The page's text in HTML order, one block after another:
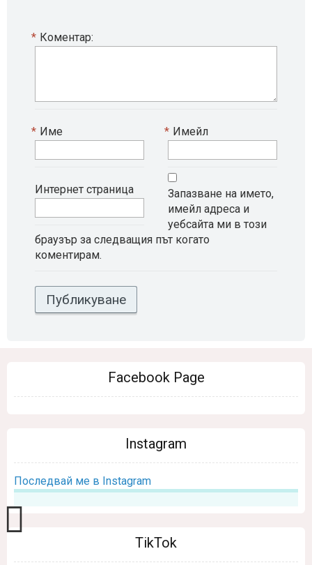
Коментар:
*
Име
* Имейл
*
Интернет страница
Запазване на името,
имейл адреса и
уебсайта ми в този
браузър за следващия път когато
коментирам.
Facebook Page
Instagram
Последвай ме в Instagram
TikTok